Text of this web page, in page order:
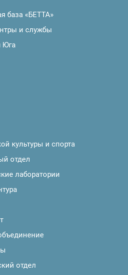
база «БЕТТА»
и службы
Юга
культуры и спорта
отдел
лаборатории
отдел